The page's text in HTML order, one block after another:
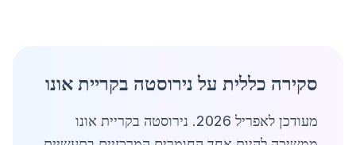
סקירה כללית על נירוסטה בקריית אונו
מעודכן לאפריל 2026. נירוסטה בקריית אונו